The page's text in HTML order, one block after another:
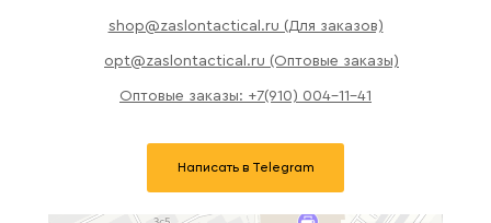
shop@zaslontactical.ru (Для заказов)
opt@zaslontactical.ru (Оптовые заказы)
Оптовые заказы: +7(910) 004-11-41
Написать в Telegram